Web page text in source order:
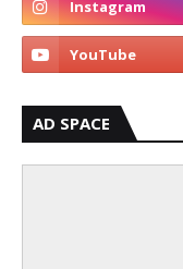
AD SPACE